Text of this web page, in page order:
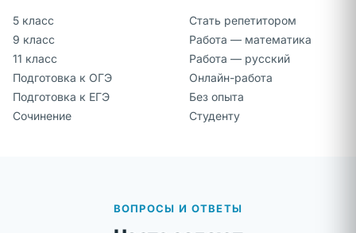
5 класс
9 класс
11 класс
Подготовка к ОГЭ
Подготовка к ЕГЭ
Сочинение
Стать репетитором
Работа — математика
Работа — русский
Онлайн-работа
Без опыта
Студенту
ВОПРОСЫ И ОТВЕТЫ